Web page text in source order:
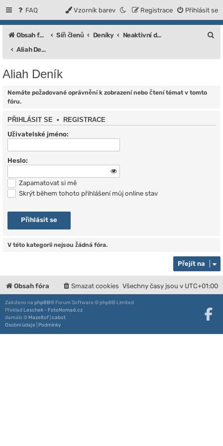
FAQ Přihlásit se
Registrace
Vzorník barev
Obsah fóra Síň členů Deníky
Neaktivní deníky
Aliah Deník
Aliah Deník
Nemáte požadované oprávnění k zobrazení nebo čtení témat v tomto
fóru.
PŘIHLÁSIT SE • REGISTRACE
Uživatelské jméno:
Heslo:
Zapamatovat si mě
Skrýt během tohoto přihlášení můj online stav
V této kategorii nejsou žádná fóra.
Přejít na
Obsah fóra Všechny časy jsou v UTC+01:00
Smazat cookies
Založeno na phpBB® Forum Software © phpBB Limited
Překlad Leschek - FotoNomad.cz
damaïo © Mazeltof cabot
Osobní údaje
Podmínky